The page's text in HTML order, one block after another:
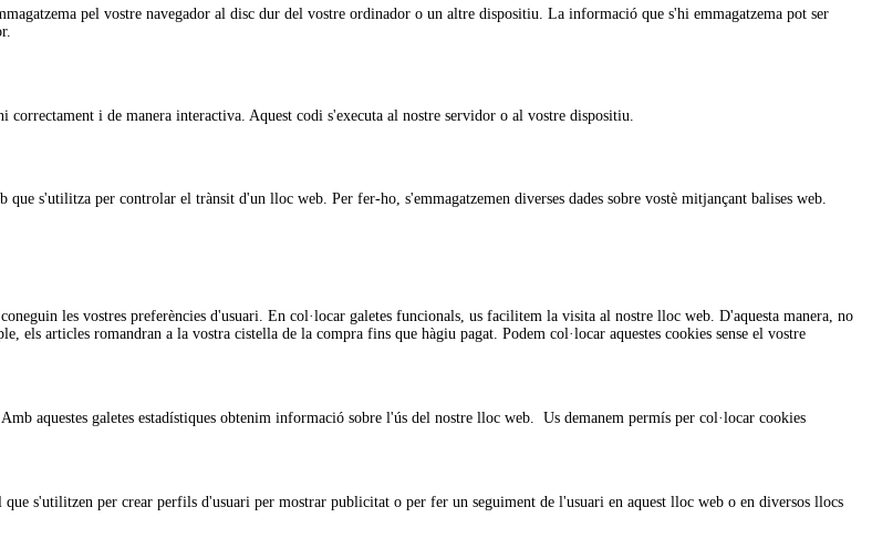
pel vostre navegador al disc dur del vostre ordinador o un altre dispositiu. La informació que s'hi emmagatzema pot ser
i de manera interactiva. Aquest codi s'executa al nostre servidor o al vostre dispositiu.
s'utilitza per controlar el trànsit d'un lloc web. Per fer-ho, s'emmagatzemen diverses dades sobre vostè mitjançant balises web.
les vostres preferències d'usuari. En col·locar galetes funcionals, us facilitem la visita al nostre lloc web. D'aquesta manera, no
articles romandran a la vostra cistella de la compra fins que hàgiu pagat. Podem col·locar aquestes cookies sense el vostre
aquestes galetes estadístiques obtenim informació sobre l'ús del nostre lloc web. Us demanem permís per col·locar cookies
s'utilitzen per crear perfils d'usuari per mostrar publicitat o per fer un seguiment de l'usuari en aquest lloc web o en diversos llocs